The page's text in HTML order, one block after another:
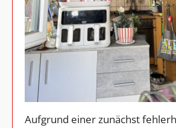
Aufgrund einer zunächst